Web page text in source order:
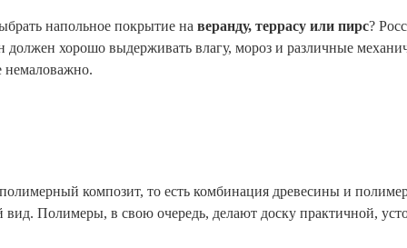
напольное покрытие на веранду, террасу или пирс?
хорошо выдерживать влагу, мороз и различные
немаловажно.
композит, то есть комбинация древесины и
вид. Полимеры, в свою очередь, делают доску практичной,